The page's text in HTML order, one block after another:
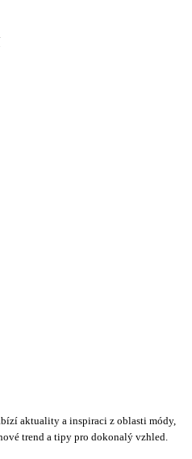
aktuality a inspiraci z oblasti módy,
trend a tipy pro dokonalý vzhled.